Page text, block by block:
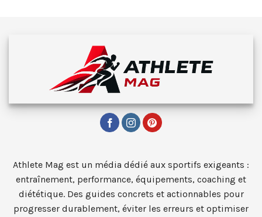
Athlete Mag est un média dédié aux sportifs exigeants :
entraînement, performance, équipements, coaching et
diététique. Des guides concrets et actionnables pour
progresser durablement, éviter les erreurs et optimiser